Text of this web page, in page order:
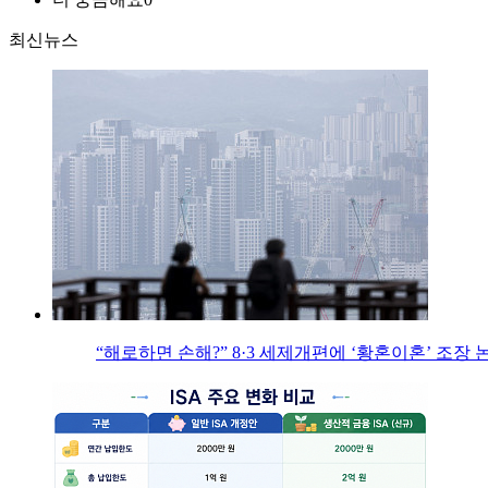
최신뉴스
“해로하면 손해?” 8·3 세제개편에 ‘황혼이혼’ 조장